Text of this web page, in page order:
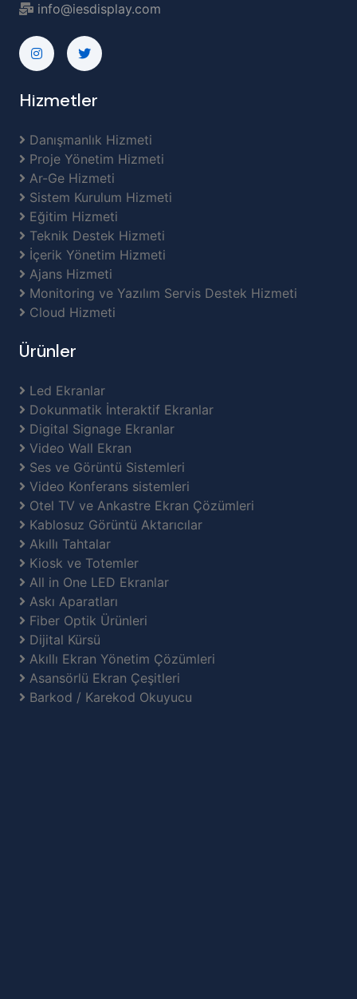
info@iesdisplay.com
Hizmetler
Danışmanlık Hizmeti
Proje Yönetim Hizmeti
Ar-Ge Hizmeti
Sistem Kurulum Hizmeti
Eğitim Hizmeti
Teknik Destek Hizmeti
İçerik Yönetim Hizmeti
Ajans Hizmeti
Monitoring ve Yazılım Servis Destek Hizmeti
Cloud Hizmeti
Ürünler
Led Ekranlar
Dokunmatik İnteraktif Ekranlar
Digital Signage Ekranlar
Video Wall Ekran
Ses ve Görüntü Sistemleri
Video Konferans sistemleri
Otel TV ve Ankastre Ekran Çözümleri
Kablosuz Görüntü Aktarıcılar
Akıllı Tahtalar
Kiosk ve Totemler
All in One LED Ekranlar
Askı Aparatları
Fiber Optik Ürünleri
Dijital Kürsü
Akıllı Ekran Yönetim Çözümleri
Asansörlü Ekran Çeşitleri
Barkod / Karekod Okuyucu